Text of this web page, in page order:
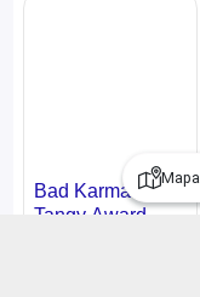
Mapa